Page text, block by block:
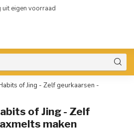
uit eigen voorraad
of Jing - Zelf geurkaarsen -
of Jing - Zelf
maken